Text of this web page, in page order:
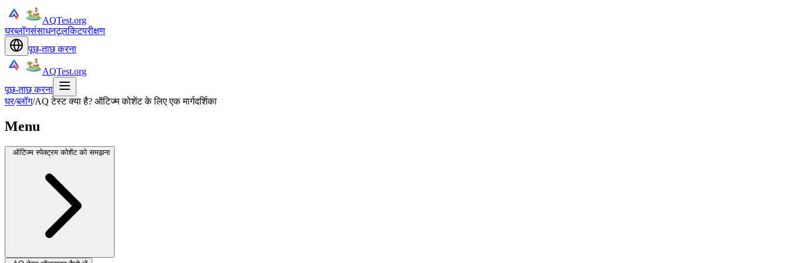
AQTest.org
घरब्लॉगसंसाधनटूलकिटपरीक्षण
पूछ-ताछ करना
AQTest.org
पूछ-ताछ करना
घर/ब्लॉग/AQ टेस्ट क्या है? ऑटिज्म कोशेंट के लिए एक मार्गदर्शिका
Menu
ऑटिज्म स्पेक्ट्रम कोशेंट को समझना